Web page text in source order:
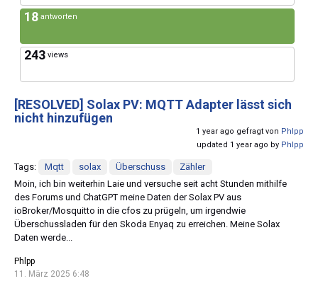
18 antworten
243 views
[RESOLVED] Solax PV: MQTT Adapter lässt sich
nicht hinzufügen
1 year ago gefragt von Phlpp
updated 1 year ago by Phlpp
Tags: Mqtt solax Überschuss
Zähler
Moin, ich bin weiterhin Laie und versuche seit acht Stunden mithilfe
des Forums und ChatGPT meine Daten der Solax PV aus
ioBroker/Mosquitto in die cfos zu prügeln, um irgendwie
Überschussladen für den Skoda Enyaq zu erreichen. Meine Solax
Daten werde...
Phlpp
11. März 2025 6:48